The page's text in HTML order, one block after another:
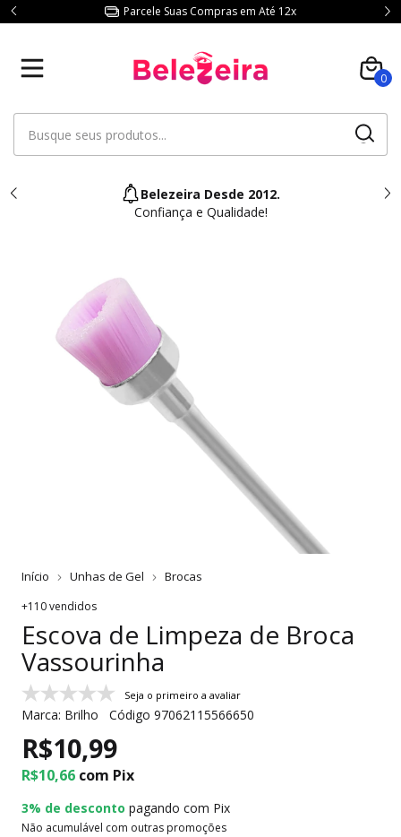
Parcele Suas Compras em Até 12x
0
Belezeira Desde 2012.
Confiança e Qualidade!
Início Unhas de Gel Brocas
+110 vendidos
Escova de Limpeza de Broca
Vassourinha
Seja o primeiro a avaliar
Marca: Brilho Código 97062115566650
R$10,99
R$10,66 com Pix
3% de desconto pagando com Pix
Não acumulável com outras promoções